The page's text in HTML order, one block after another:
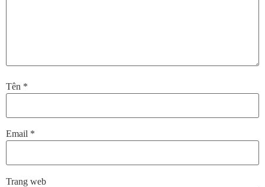
Tên *
Email *
Trang web